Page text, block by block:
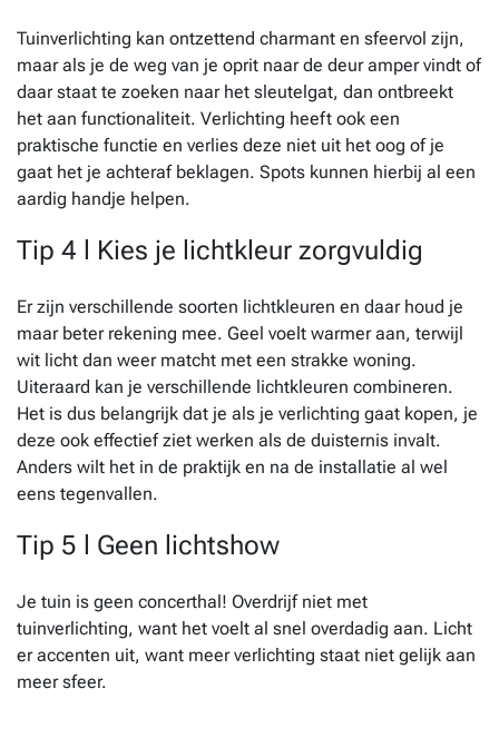
Tuinverlichting kan ontzettend charmant en sfeervol zijn,
maar als je de weg van je oprit naar de deur amper vindt of
daar staat te zoeken naar het sleutelgat, dan ontbreekt
het aan functionaliteit. Verlichting heeft ook een
praktische functie en verlies deze niet uit het oog of je
gaat het je achteraf beklagen. Spots kunnen hierbij al een
aardig handje helpen.
Tip 4 l Kies je lichtkleur zorgvuldig
Er zijn verschillende soorten lichtkleuren en daar houd je
maar beter rekening mee. Geel voelt warmer aan, terwijl
wit licht dan weer matcht met een strakke woning.
Uiteraard kan je verschillende lichtkleuren combineren.
Het is dus belangrijk dat je als je verlichting gaat kopen, je
deze ook effectief ziet werken als de duisternis invalt.
Anders wilt het in de praktijk en na de installatie al wel
eens tegenvallen.
Tip 5 l Geen lichtshow
Je tuin is geen concerthal! Overdrijf niet met
tuinverlichting, want het voelt al snel overdadig aan. Licht
er accenten uit, want meer verlichting staat niet gelijk aan
meer sfeer.